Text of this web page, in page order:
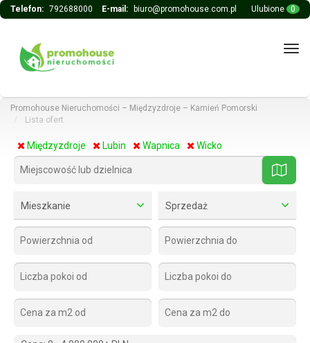
Telefon: 792688000 E-mail: biuro@promohouse.com.pl Ulubione 0
Promohouse Nieruchomości – Międzyzdroje – Kamień Pomorski
Lista ofert
Międzyzdroje Lubin Wapnica Wicko
Mieszkanie Sprzedaż